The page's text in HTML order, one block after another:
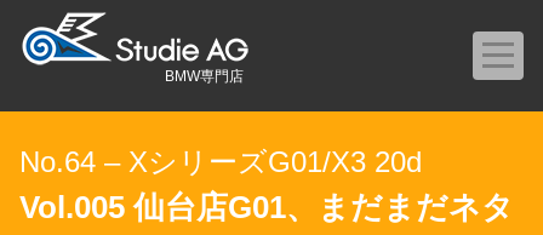
BMW専門店
No.64 – XシリーズG01/X3 20d
Vol.005 仙台店G01、まだまだネタ